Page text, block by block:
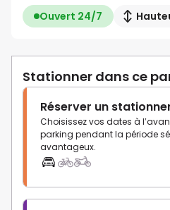
Ouvert 24/7
Stationner dans ce
Réserver un
Choisissez vos dates à
parking pendant la période
avantageux.